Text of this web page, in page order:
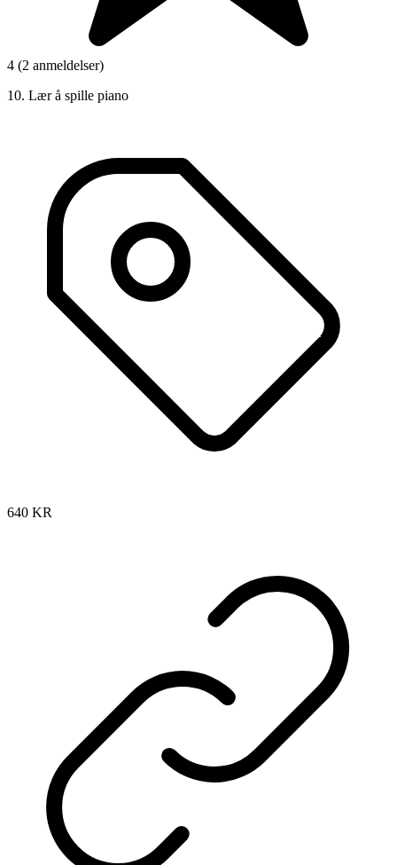
4 (2 anmeldelser)
10. Lær å spille piano
640 KR